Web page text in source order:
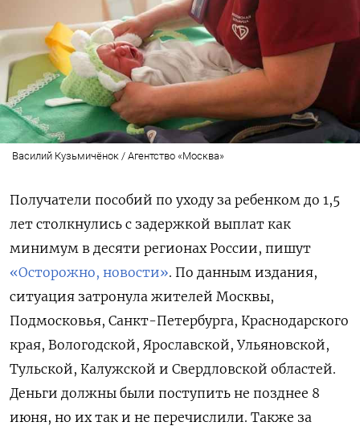
Василий Кузьмичёнок / Агентство «Москва»
Получатели пособий по уходу за ребенком до 1,5
лет столкнулись с задержкой выплат как
минимум в десяти регионах России, пишут
«Осторожно, новости». По данным издания,
ситуация затронула жителей Москвы,
Подмосковья, Санкт-Петербурга, Краснодарского
края, Вологодской, Ярославской, Ульяновской,
Тульской, Калужской и Свердловской областей.
Деньги должны были поступить не позднее 8
июня, но их так и не перечислили. Также за